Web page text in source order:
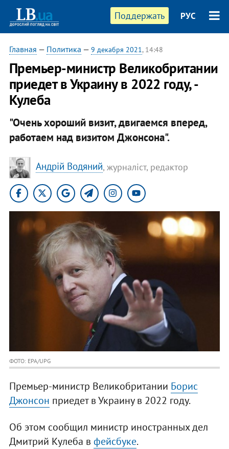
Поддержать РУС
Главная — Политика — 9 декабря 2021, 14:48
Премьер-министр Великобритании
приедет в Украину в 2022 году, -
Кулеба
"Очень хороший визит, двигаемся вперед,
работаем над визитом Джонсона".
Андрій Водяний, журналіст, редактор
ФОТО: EPA/UPG
Премьер-министр Великобритании Борис
Джонсон приедет в Украину в 2022 году.
Об этом сообщил министр иностранных дел
Дмитрий Кулеба в фейсбуке.